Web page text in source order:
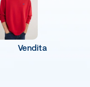
Vendita